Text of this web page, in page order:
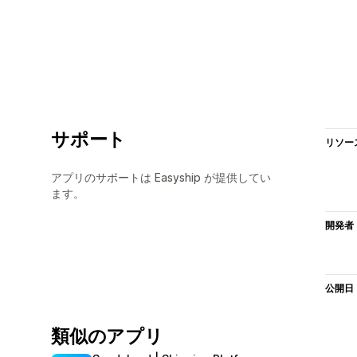
サポート
アプリのサポートは Easyship が提供してい
ます。
リソー
開発者
公開日
類似のアプリ